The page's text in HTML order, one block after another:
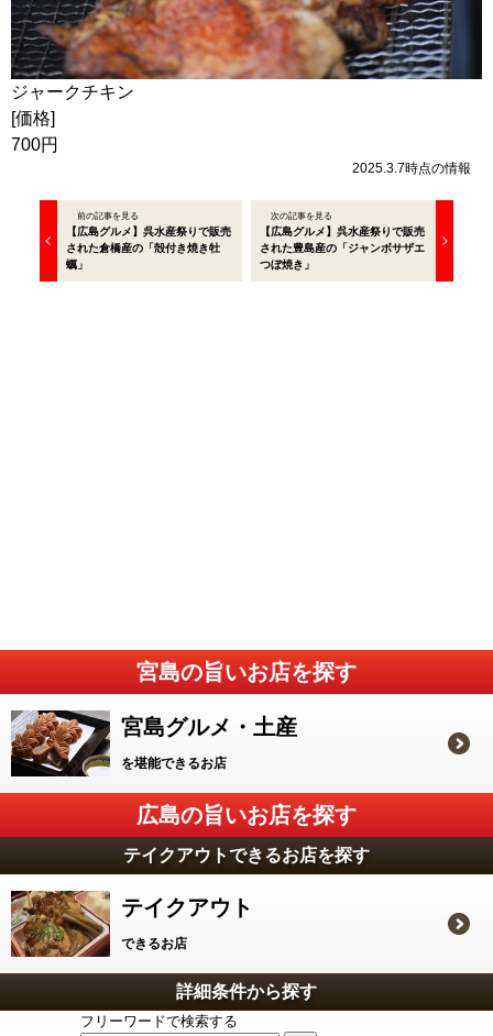
ジャークチキン
[価格]
700円
2025.3.7時点の情報
前の記事を見る
【広島グルメ】呉水産祭りで販売
された倉橋産の「殻付き焼き牡
蠣」
次の記事を見る
【広島グルメ】呉水産祭りで販売
された豊島産の「ジャンボサザエ
つぼ焼き」
宮島の旨いお店を探す
宮島グルメ・土産
を堪能できるお店
広島の旨いお店を探す
テイクアウトできるお店を探す
テイクアウト
できるお店
詳細条件から探す
フリーワードで検索する